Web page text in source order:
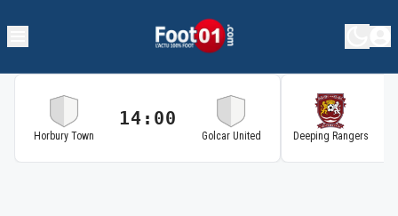
Horbury Town
14:00
Golcar United Deeping Rangers